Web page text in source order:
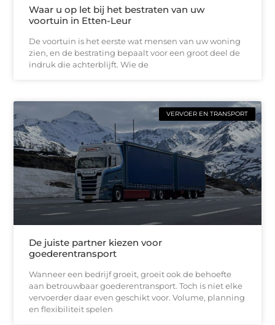
Waar u op let bij het bestraten van uw
voortuin in Etten-Leur
De voortuin is het eerste wat mensen van uw woning
zien, en de bestrating bepaalt voor een groot deel de
indruk die achterblijft. Wie de
VERVOER EN TRANSPORT
De juiste partner kiezen voor
goederentransport
Wanneer een bedrijf groeit, groeit ook de behoefte
aan betrouwbaar goederentransport. Toch is niet elke
vervoerder daar even geschikt voor. Volume, planning
en flexibiliteit spelen